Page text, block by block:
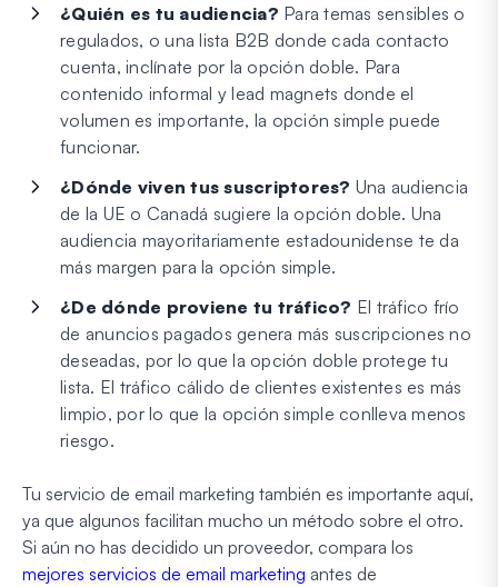
¿Quién es tu audiencia? Para temas sensibles o
regulados, o una lista B2B donde cada contacto
cuenta, inclínate por la opción doble. Para
contenido informal y lead magnets donde el
volumen es importante, la opción simple puede
funcionar.
¿Dónde viven tus suscriptores? Una audiencia
de la UE o Canadá sugiere la opción doble. Una
audiencia mayoritariamente estadounidense te da
más margen para la opción simple.
¿De dónde proviene tu tráfico? El tráfico frío
de anuncios pagados genera más suscripciones no
deseadas, por lo que la opción doble protege tu
lista. El tráfico cálido de clientes existentes es más
limpio, por lo que la opción simple conlleva menos
riesgo.
Tu servicio de email marketing también es importante aquí,
ya que algunos facilitan mucho un método sobre el otro.
Si aún no has decidido un proveedor, compara los
mejores servicios de email marketing antes de